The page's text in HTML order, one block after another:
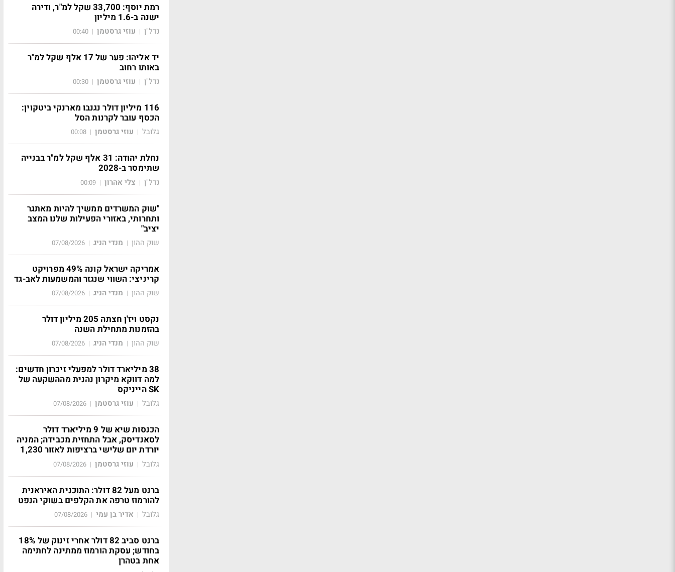
רמת יוסף: 33,700 שקל למ"ר, ודירה
ישנה ב-1.6 מיליון
נדל"ן | עוזי גרסטמן |
00:40
יד אליהו: פער של 17 אלף שקל למ"ר
באותו רחוב
נדל"ן | עוזי גרסטמן |
00:30
116 מיליון דולר נגנבו מארנקי ביטקוין:
הכסף עובר לקרנות הסל
גלובל | עוזי גרסטמן |
00:08
נחלת יהודה: 31 אלף שקל למ"ר בבנייה
שתימסר ב-2028
נדל"ן | צלי אהרון |
00:09
"שוק המשרדים ממשיך להיות מאתגר
ותחרותי, באזורי הפעילות שלנו המצב
יציב"
שוק ההון | מנדי הניג |
07/08/2026
אמריקה ישראל קונה 49% מפרויקט
קריניצי: השווי שנגזר והמשמעות לאב-גד
שוק ההון | מנדי הניג |
07/08/2026
נקסט ויז'ן חצתה 205 מיליון דולר
בהזמנות מתחילת השנה
שוק ההון | מנדי הניג |
07/08/2026
38 מיליארד דולר למפעלי זיכרון חדשים:
למה דווקא מיקרון נהנית מההשקעה של
SK הייניקס
גלובל | עוזי גרסטמן |
07/08/2026
הכנסות שיא של 9 מיליארד דולר
לסאנדיסק, אבל התחזית מכבידה; המניה
יורדת יום שלישי ברציפות לאזור 1,230
גלובל | עוזי גרסטמן |
07/08/2026
ברנט מעל 82 דולר: התוכנית האיראנית
להורמוז טרפה את הקלפים בשוקי הנפט
גלובל | אדיר בן עמי |
07/08/2026
ברנט סביב 82 דולר אחרי זינוק של 18%
בחודש; עסקת הורמוז ממתינה לחתימה
אחת בטהרן